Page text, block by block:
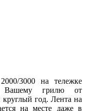
3000 на тележке
Вашему грилю от
год. Лента на
на месте даже в